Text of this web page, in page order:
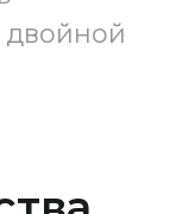
двойной